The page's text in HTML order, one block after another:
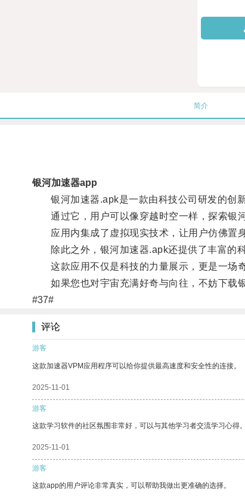
简介
银河加速器app
银河加速器.apk是一款由科技公司研发的创新
通过它，用户可以像穿越时空一样，探索银河
应用内集成了虚拟现实技术，让用户仿佛置身
除此之外，银河加速器.apk还提供了丰富的科
这款应用不仅是科技的力量展示，更是一场奇
如果您也对宇宙充满好奇与向往，不妨下载银
#37#
评论
游客
这款加速器VPM应用程序可以给你提供最高速度和安全性的连接。
2025-11-01
游客
这款学习软件的社区氛围非常好，可以与其他学习者交流学习心得。
2025-11-01
游客
这款app的用户评论非常真实，可以帮助我做出更准确的选择。